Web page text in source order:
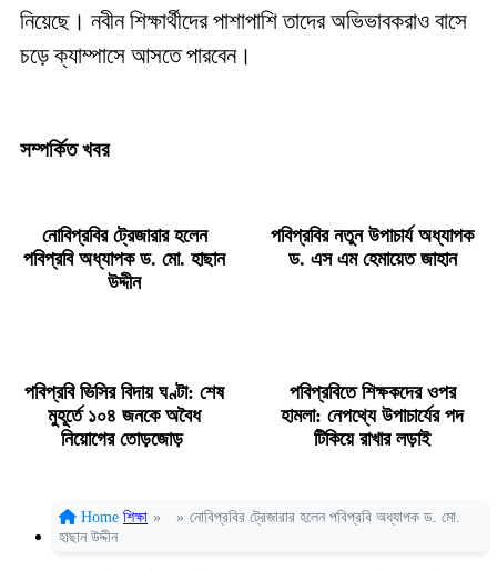
নিয়েছে। নবীন শিক্ষার্থীদের পাশাপাশি তাদের অভিভাবকরাও বাসে
চড়ে ক্যাম্পাসে আসতে পারবেন।
সম্পর্কিত খবর
নোবিপ্রবির ট্রেজারার হলেন
পবিপ্রবি অধ্যাপক ড. মো. হাছান
উদ্দীন
পবিপ্রবির নতুন উপাচার্য অধ্যাপক
ড. এস এম হেমায়েত জাহান
পবিপ্রবি ভিসির বিদায় ঘণ্টা: শেষ
মুহূর্তে ১০৪ জনকে অবৈধ
নিয়োগের তোড়জোড়
পবিপ্রবিতে শিক্ষকদের ওপর
হামলা: নেপথ্যে উপাচার্যের পদ
টিকিয়ে রাখার লড়াই
Home শিক্ষা » » নোবিপ্রবির ট্রেজারার হলেন পবিপ্রবি অধ্যাপক ড. মো.
হাছান উদ্দীন